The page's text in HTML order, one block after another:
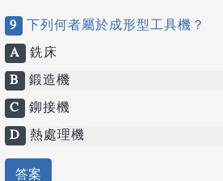
9 下列何者屬於成形型工具機？
A 銑床
B 鍛造機
C 鉚接機
D 熱處理機
答案